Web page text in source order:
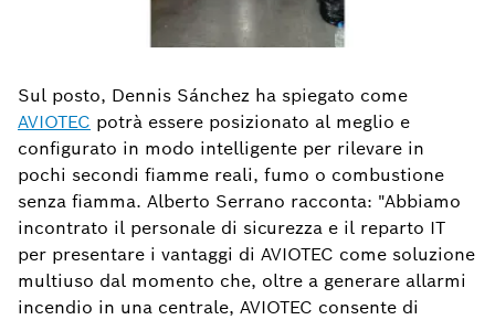
Sul posto, Dennis Sánchez ha spiegato come
AVIOTEC potrà essere posizionato al meglio e
configurato in modo intelligente per rilevare in
pochi secondi fiamme reali, fumo o combustione
senza fiamma. Alberto Serrano racconta: "Abbiamo
incontrato il personale di sicurezza e il reparto IT
per presentare i vantaggi di AVIOTEC come soluzione
multiuso dal momento che, oltre a generare allarmi
incendio in una centrale, AVIOTEC consente di